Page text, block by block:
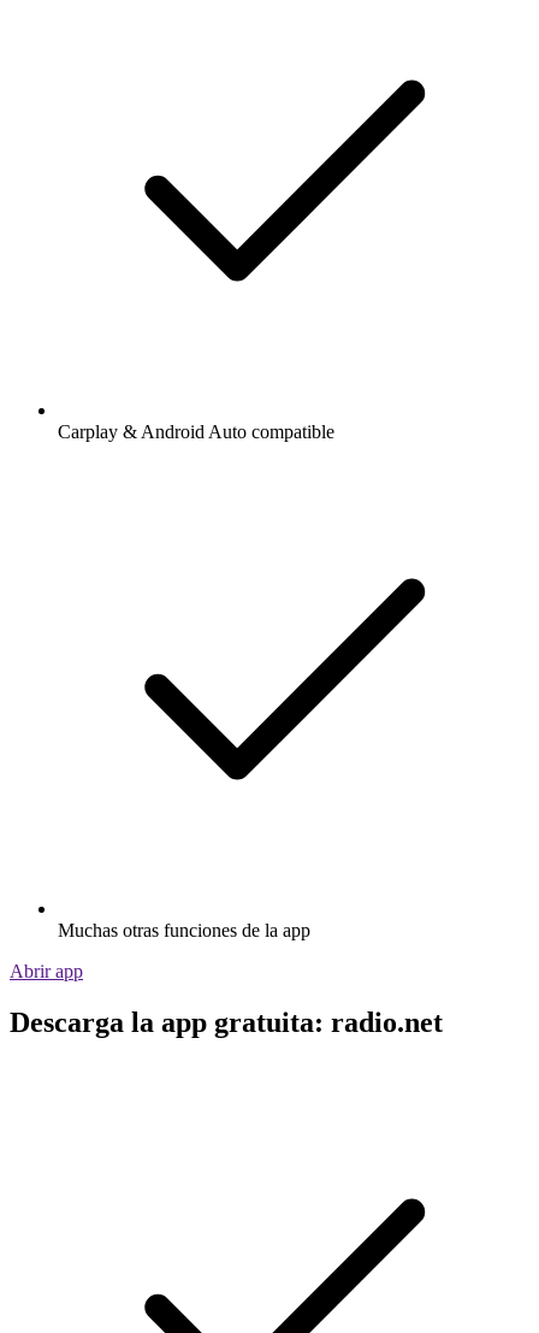
Carplay & Android Auto compatible
Muchas otras funciones de la app
Abrir app
Descarga la app gratuita: radio.net